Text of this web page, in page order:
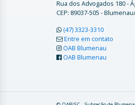
Rua dos Advogados 180 -
CEP: 89037-505 -
(47) 3323-3310
Entre em contato
OAB Blumenau
OAB Blumenau